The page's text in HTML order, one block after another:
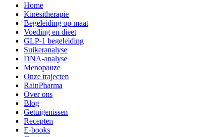
Home
Kinesitherapie
Begeleiding op maat
Voeding en dieet
GLP-1 begeleiding
Suikeranalyse
DNA-analyse
Menopauze
Onze trajecten
RainPharma
Over ons
Blog
Getuigenissen
Recepten
E-books